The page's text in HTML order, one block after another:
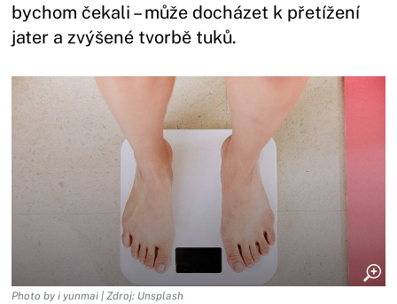
bychom čekali – může docházet k přetížení
jater a zvýšené tvorbě tuků.
Photo by i yunmai | Zdroj: Unsplash